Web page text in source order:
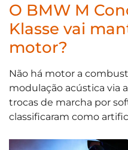
O BMW M
Klasse vai
motor?
Não há motor a
modulação acústica via
trocas de marcha por
classificaram como